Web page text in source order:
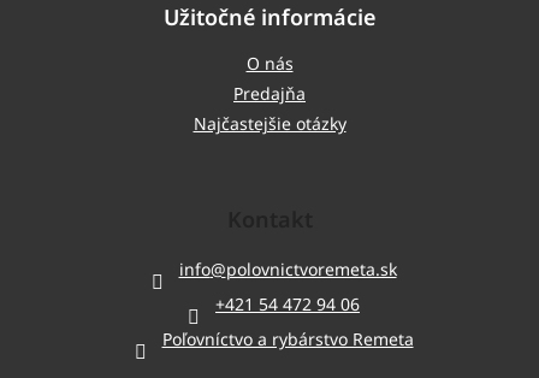
Užitočné informácie
O nás
Predajňa
Najčastejšie otázky
info@polovnictvoremeta.sk
+421 54 472 94 06
Poľovníctvo a rybárstvo Remeta